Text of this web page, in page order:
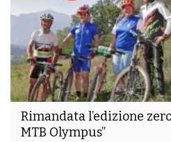
Rimandata l’edizione
MTB Olympus”